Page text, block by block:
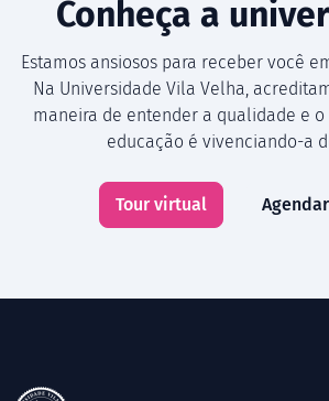
Conheça a
Estamos ansiosos para receber você
Na Universidade Vila Velha,
maneira de entender a qualidade e o
educação é vivenciando-a
Tour virtual